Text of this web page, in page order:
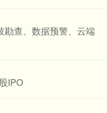
勘查、数据预警、云端
IPO